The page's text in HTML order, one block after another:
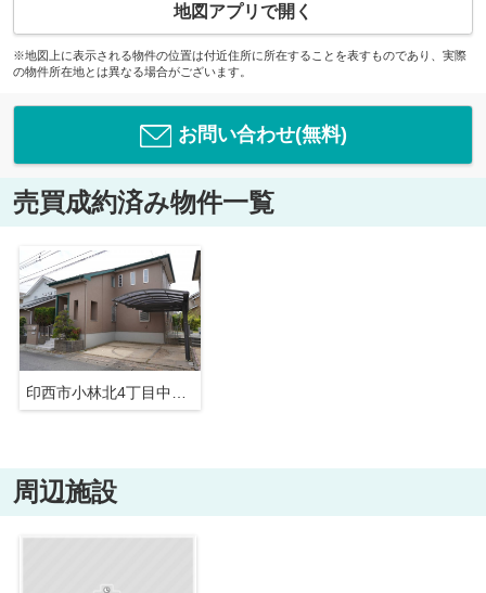
地図アプリで開く
※地図上に表示される物件の位置は付近住所に所在することを表すものであり、実際
の物件所在地とは異なる場合がございます。
お問い合わせ(無料)
売買成約済み物件一覧
周辺施設